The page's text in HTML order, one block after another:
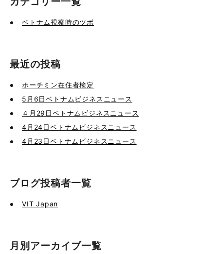
ベトナム視察時のツボ
最近の投稿
ホーチミン在住者検定
5月6日ベトナムビジネスニュース
４月29日ベトナムビジネスニュース
4月24日ベトナムビジネスニュース
4月23日ベトナムビジネスニュース
ブログ投稿者一覧
VIT Japan
月別アーカイブ一覧